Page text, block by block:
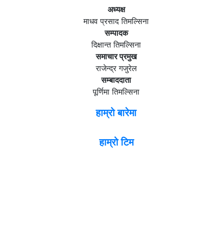
अध्यक्ष
माधव प्रसाद तिमल्सिना
सम्पादक
दिक्षान्त तिमल्सिना
समाचार प्रमुख
राजेन्द्र गजुरेल
सम्बाददाता
पूर्णिमा तिमल्सिना
हाम्रो बारेमा
हाम्रो टिम